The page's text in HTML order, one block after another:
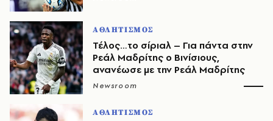
ΑΘΛΗΤΙΣΜΟΣ
Τέλος…το σίριαλ – Για πάντα στην
Ρεάλ Μαδρίτης ο Βινίσιους,
ανανέωσε με την Ρεάλ Μαδρίτης
Newsroom
ΑΘΛΗΤΙΣΜΟΣ